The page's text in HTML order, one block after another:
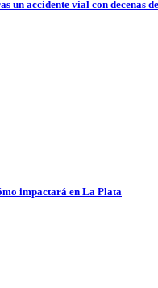
un accidente vial con decenas
impactará en La Plata